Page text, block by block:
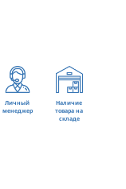
Личный
менеджер
Наличие
товара на
складе